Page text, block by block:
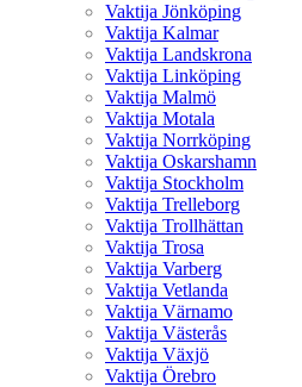
Vaktija Jönköping
Vaktija Kalmar
Vaktija Landskrona
Vaktija Linköping
Vaktija Malmö
Vaktija Motala
Vaktija Norrköping
Vaktija Oskarshamn
Vaktija Stockholm
Vaktija Trelleborg
Vaktija Trollhättan
Vaktija Trosa
Vaktija Varberg
Vaktija Vetlanda
Vaktija Värnamo
Vaktija Västerås
Vaktija Växjö
Vaktija Örebro